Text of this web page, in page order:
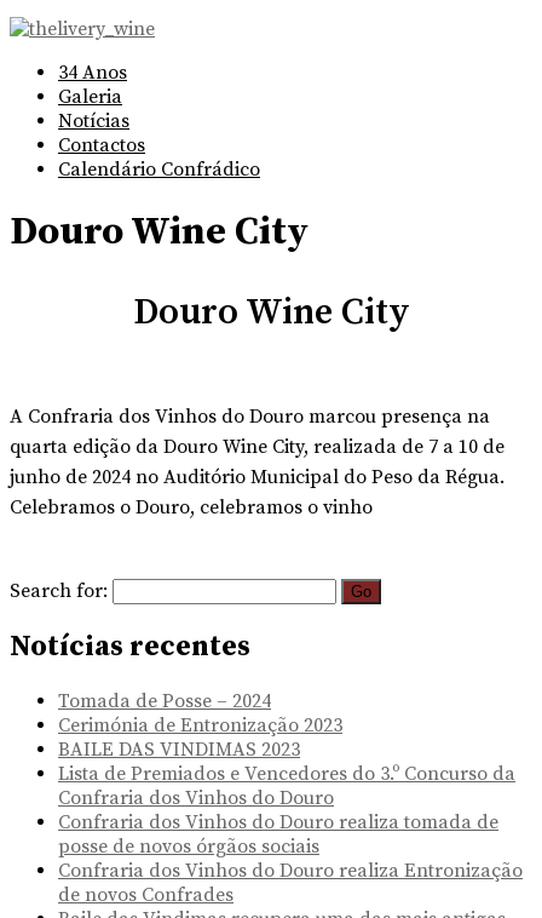
34 Anos
Galeria
Notícias
Contactos
Calendário Confrádico
Douro Wine City
Douro Wine City
A Confraria dos Vinhos do Douro marcou presença na
quarta edição da Douro Wine City, realizada de 7 a 10 de
junho de 2024 no Auditório Municipal do Peso da Régua.
Celebramos o Douro, celebramos o vinho
Search for:
Notícias recentes
Tomada de Posse – 2024
Cerimónia de Entronização 2023
BAILE DAS VINDIMAS 2023
Lista de Premiados e Vencedores do 3.º Concurso da
Confraria dos Vinhos do Douro
Confraria dos Vinhos do Douro realiza tomada de
posse de novos órgãos sociais
Confraria dos Vinhos do Douro realiza Entronização
de novos Confrades